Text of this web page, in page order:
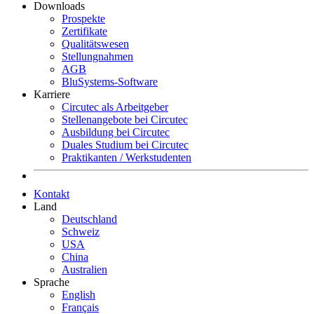
Downloads
Prospekte
Zertifikate
Qualitätswesen
Stellungnahmen
AGB
BluSystems-Software
Karriere
Circutec als Arbeitgeber
Stellenangebote bei Circutec
Ausbildung bei Circutec
Duales Studium bei Circutec
Praktikanten / Werkstudenten
Kontakt
Land
Deutschland
Schweiz
USA
China
Australien
Sprache
English
Français